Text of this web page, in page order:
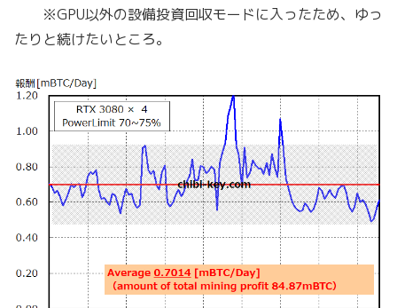
※GPU以外の設備投資回収モードに入ったため、ゆっ
たりと続けたいところ。